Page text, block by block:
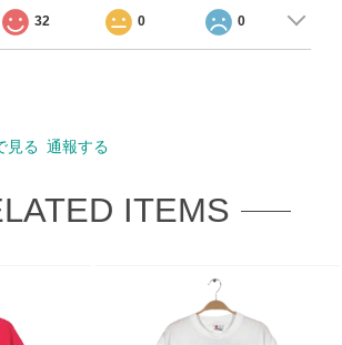
32 0 0
見る 通報する
ITEMS